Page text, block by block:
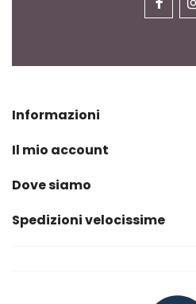
Informazioni
Il mio account
Dove siamo
Spedizioni velocissime